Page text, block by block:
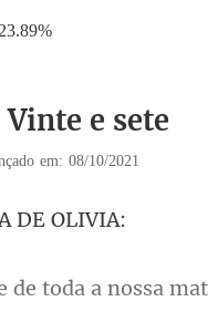
23.89%
e sete
em: 08/10/2021
D
de toda a